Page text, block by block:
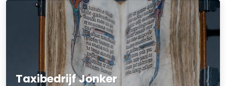
Taxibedrijf Jonker